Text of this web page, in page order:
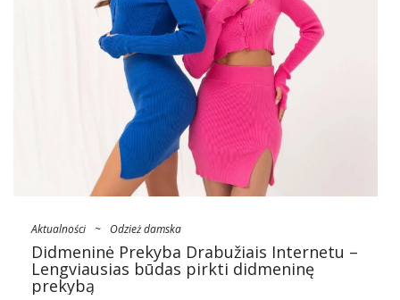
Aktualności ~ Odzież damska
Didmeninė Prekyba Drabužiais Internetu –
Lengviausias būdas pirkti didmeninę
prekybą